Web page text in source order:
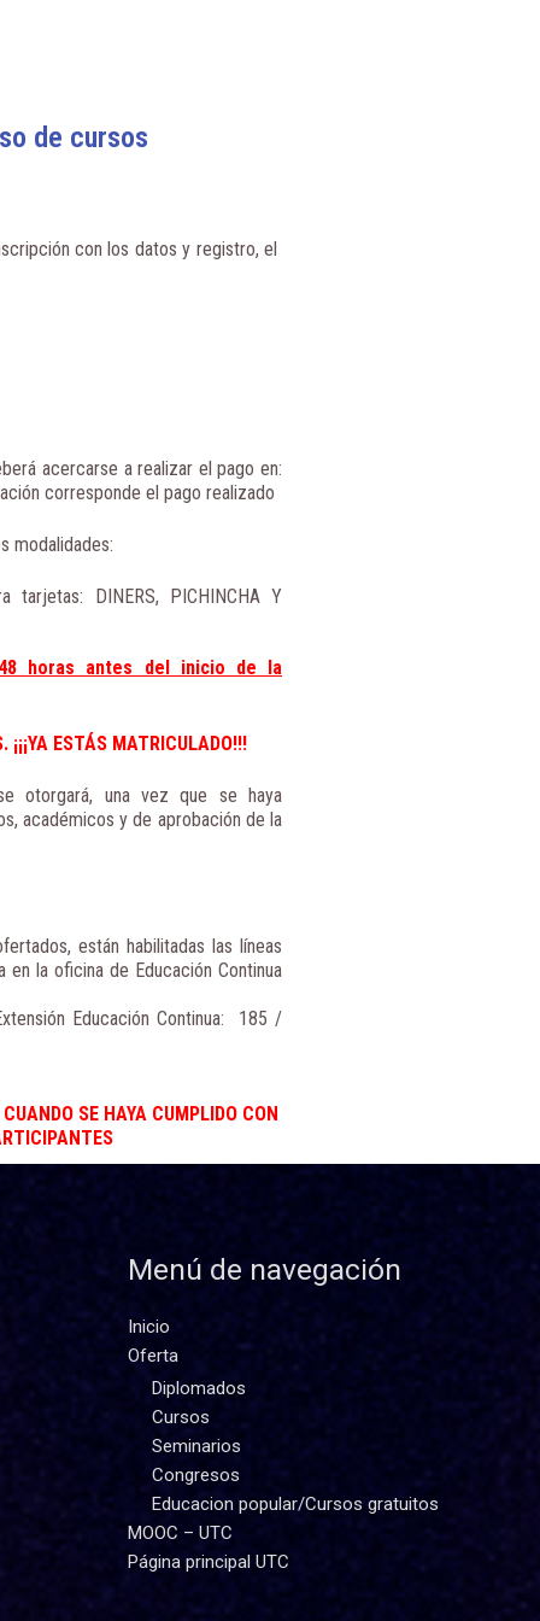
de cursos
con los datos y registro, el
acercarse a realizar el pago en:
corresponde el pago realizado
modalidades:
DINERS, PICHINCHA Y
48 horas antes del inicio de la
ESTÁS MATRICULADO!!!
otorgará, una vez que se haya
académicos y de aprobación de la
están habilitadas las líneas
la oficina de Educación Continua
Educación Continua: 185 /
SE HAYA CUMPLIDO CON
Menú de navegación
Inicio
Oferta
Diplomados
Cursos
Seminarios
Congresos
Educacion popular/Cursos gratuitos
MOOC – UTC
Página principal UTC